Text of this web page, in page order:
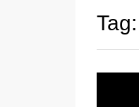
Tag: